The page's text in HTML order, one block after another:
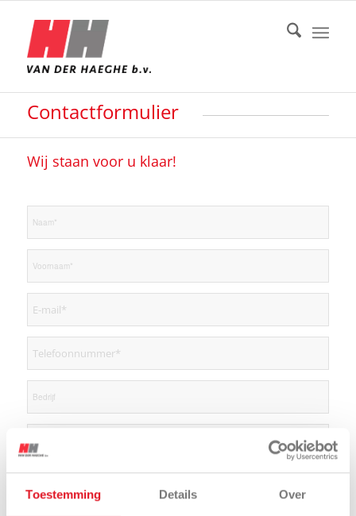
Toestemming Details Over
Contactformulier
Wij staan voor u klaar!